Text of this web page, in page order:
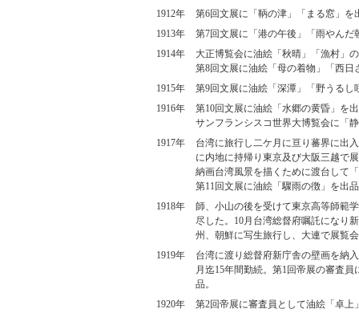
1912年
第6回文展に「鞆の津」「まる窓」を
1913年
第7回文展に「港の午後」「雨やん
1914年
大正博覧会に油絵「秋晴」「漁村」
第8回文展に油絵「母の着物」「西日
1915年
第9回文展に油絵「深潭」「野うるし
1916年
第10回文展に油絵「水郷の黄昏」を
サンフランシスコ世界大博覧会に「
1917年
台湾に旅行し二ケ月に亘り蕃界に出
に内地に持帰り東京及び大阪三越で
納画台湾風景を描くために渡台して
第11回文展に油絵「驟雨の徴」を出
1918年
師、小山の後を受けて東京高等師範
尽した。10月台湾総督府嘱託になり
州、朝鮮に写生旅行し、大連で展覧
1919年
台湾に渡り総督府新庁舎の壁画を納
月迄15年間勤続。第1回帝展の審査
品。
1920年
第2回帝展に審査員として油絵「卓上